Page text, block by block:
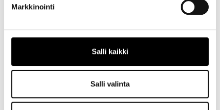
Markkinointi
Salli kaikki
Salli valinta